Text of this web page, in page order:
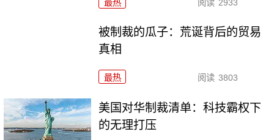
最热 阅读 2933
被制裁的瓜子：荒诞背后的贸易
真相
最热 阅读 3803
美国对华制裁清单：科技霸权下
的无理打压